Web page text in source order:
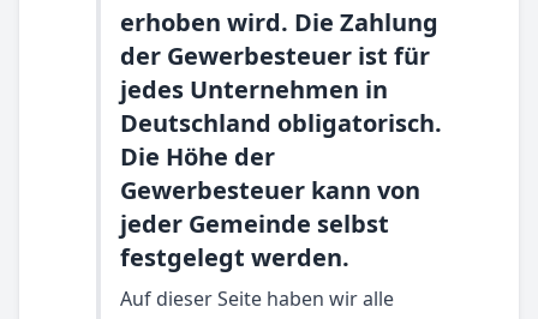
erhoben wird. Die Zahlung
der Gewerbesteuer ist für
jedes Unternehmen in
Deutschland obligatorisch.
Die Höhe der
Gewerbesteuer kann von
jeder Gemeinde selbst
festgelegt werden.
Auf dieser Seite haben wir alle